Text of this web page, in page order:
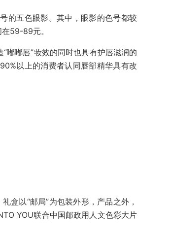
的五色眼影。其中，眼影的色号都较
59-89元。
嘟嘟唇”妆效的同时也具有护唇滋润的
以上的消费者认同唇部精华具有改
盒以“邮局”为包装外形，产品之外，
YOU联合中国邮政用人文色彩大片